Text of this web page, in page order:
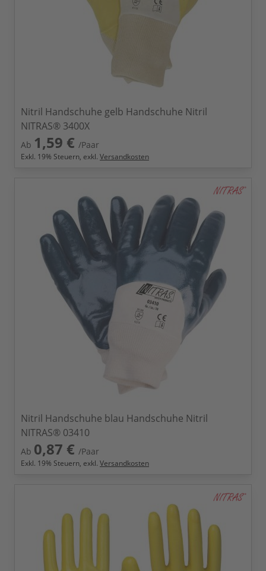
Nitril Handschuhe gelb Handschuhe Nitril
NITRAS® 3400X
Ab 1,59 € /Paar
Exkl. 19% Steuern, exkl. Versandkosten
Nitril Handschuhe blau Handschuhe Nitril
NITRAS® 03410
Ab 0,87 € /Paar
Exkl. 19% Steuern, exkl. Versandkosten